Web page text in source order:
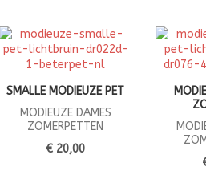
SMALLE MODIEUZE PET
MODIEUZE DAMES
ZOMERPETTEN
€ 20,00